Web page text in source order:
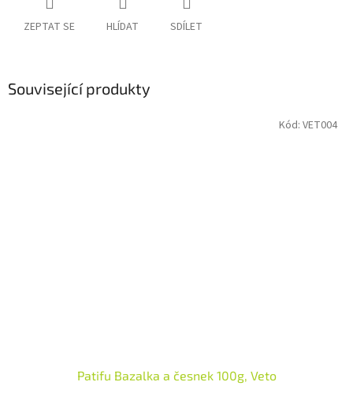
ZEPTAT SE HLÍDAT SDÍLET
Související produkty
Patifu Bazalka a česnek 100g, Veto
Kód: VET004